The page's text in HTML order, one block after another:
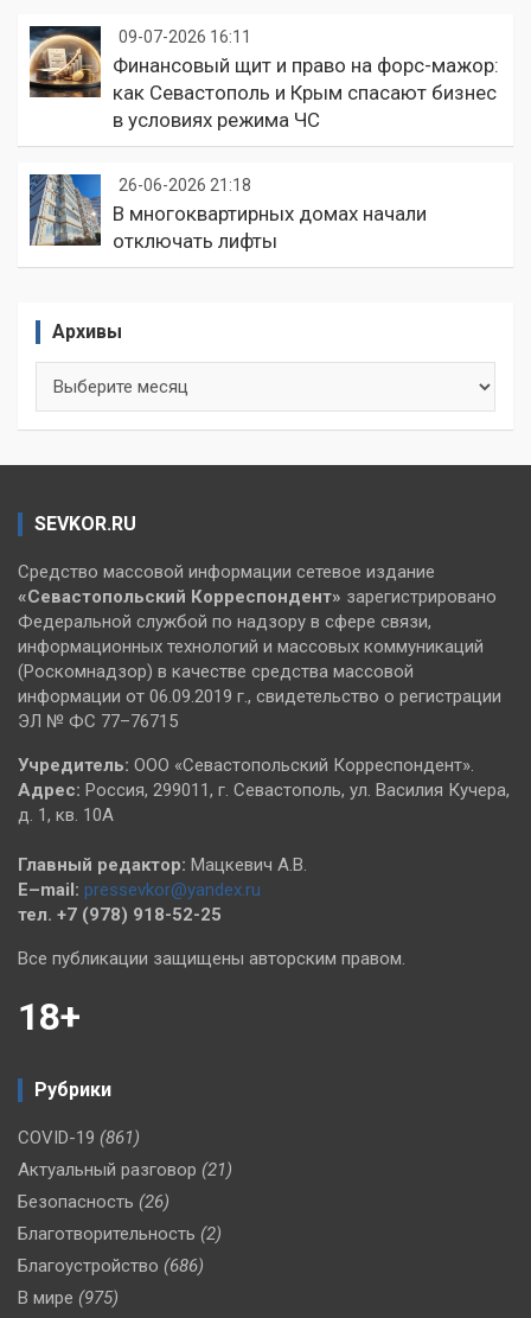
09-07-2026 16:11
Финансовый щит и право на форс-мажор:
как Севастополь и Крым спасают бизнес
в условиях режима ЧС
26-06-2026 21:18
В многоквартирных домах начали
отключать лифты
Архивы
SEVKOR.RU
Средство массовой информации сетевое издание
«Севастопольский Корреспондент» зарегистрировано
Федеральной службой по надзору в сфере связи,
информационных технологий и массовых коммуникаций
(Роскомнадзор) в качестве средства массовой
информации от 06.09.2019 г., свидетельство о регистрации
ЭЛ № ФС 77–76715
Учредитель: ООО «Севастопольский Корреспондент».
Адрес: Россия, 299011, г. Севастополь, ул. Василия Кучера,
д. 1, кв. 10А
Главный редактор: Мацкевич А.В.
E–mail: pressevkor@yandex.ru
тел. +7 (978) 918-52-25
Все публикации защищены авторским правом.
18+
Рубрики
COVID-19 (861)
Актуальный разговор (21)
Безопасность (26)
Благотворительность (2)
Благоустройство (686)
В мире (975)